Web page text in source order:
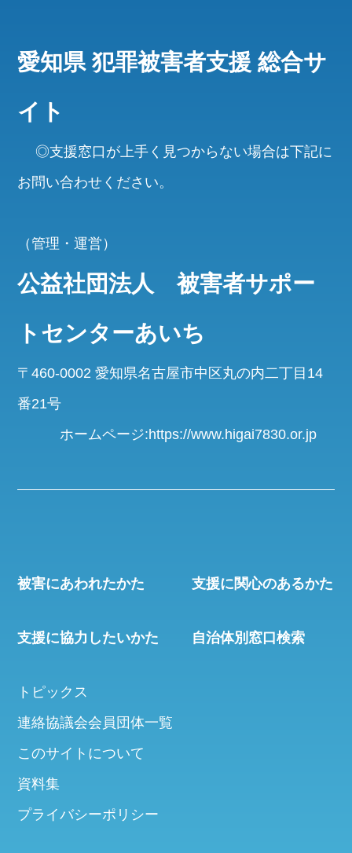
愛知県 犯罪被害者支援 総合サ
イト
◎支援窓口が上手く見つからない場合は下記に
お問い合わせください。
（管理・運営）
公益社団法人 被害者サポー
トセンターあいち
〒460-0002 愛知県名古屋市中区丸の内二丁目14
番21号
ホームページ:https://www.higai7830.or.jp
被害にあわれたかた 支援に関心のあるかた
支援に協力したいかた 自治体別窓口検索
トピックス
連絡協議会会員団体一覧
このサイトについて
資料集
プライバシーポリシー